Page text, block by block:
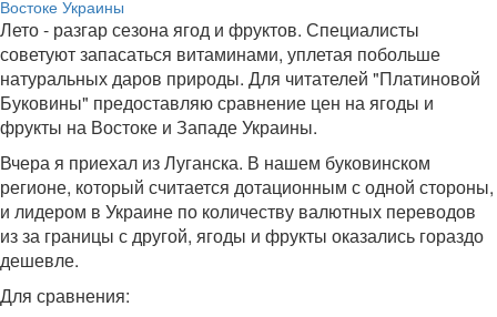
Лето - разгар сезона ягод и фруктов. Специалисты
советуют запасаться витаминами, уплетая побольше
натуральных даров природы. Для читателей "Платиновой
Буковины" предоставляю сравнение цен на ягоды и
фрукты на Востоке и Западе Украины.
Вчера я приехал из Луганска. В нашем буковинском
регионе, который считается дотационным с одной стороны,
и лидером в Украине по количеству валютных переводов
из за границы с другой, ягоды и фрукты оказались гораздо
дешевле.
Для сравнения: